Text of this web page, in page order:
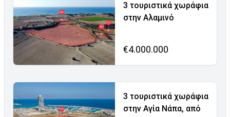
3 τουριστικά χωράφια
στην Αλαμινό
€4.000.000
3 τουριστικά χωράφια
στην Αγία Νάπα, από